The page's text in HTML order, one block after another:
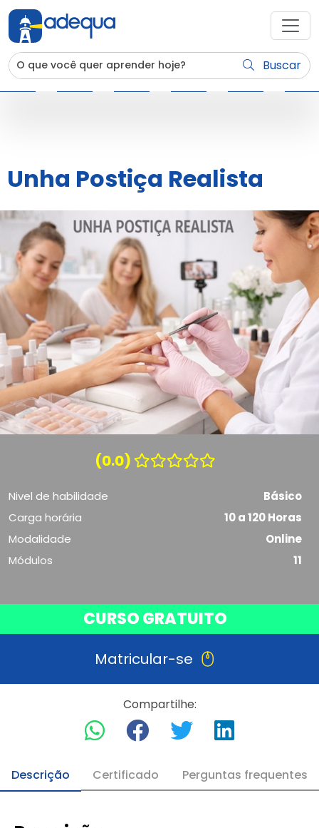
Buscar
Unha Postiça Realista
(0.0)
Nivel de habilidade
Básico
Carga horária
10 a 120 Horas
Modalidade
Online
Módulos
11
CURSO GRATUITO
Matricular-se
Compartilhe:
Descrição Certificado Perguntas frequentes